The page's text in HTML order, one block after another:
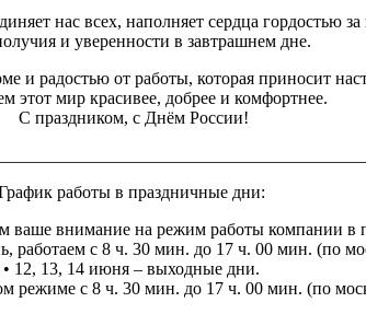
нас всех, наполняет сердца гордостью
и уверенности в завтрашнем дне.
и радостью от работы, которая приносит
этот мир красивее, добрее и комфортнее.
С праздником, с Днём России!
работы в праздничные дни:
ваше внимание на режим работы компании в
работаем с 8 ч. 30 мин. до 17 ч. 00 мин. (по
• 12, 13, 14 июня – выходные дни.
режиме с 8 ч. 30 мин. до 17 ч. 00 мин. (по